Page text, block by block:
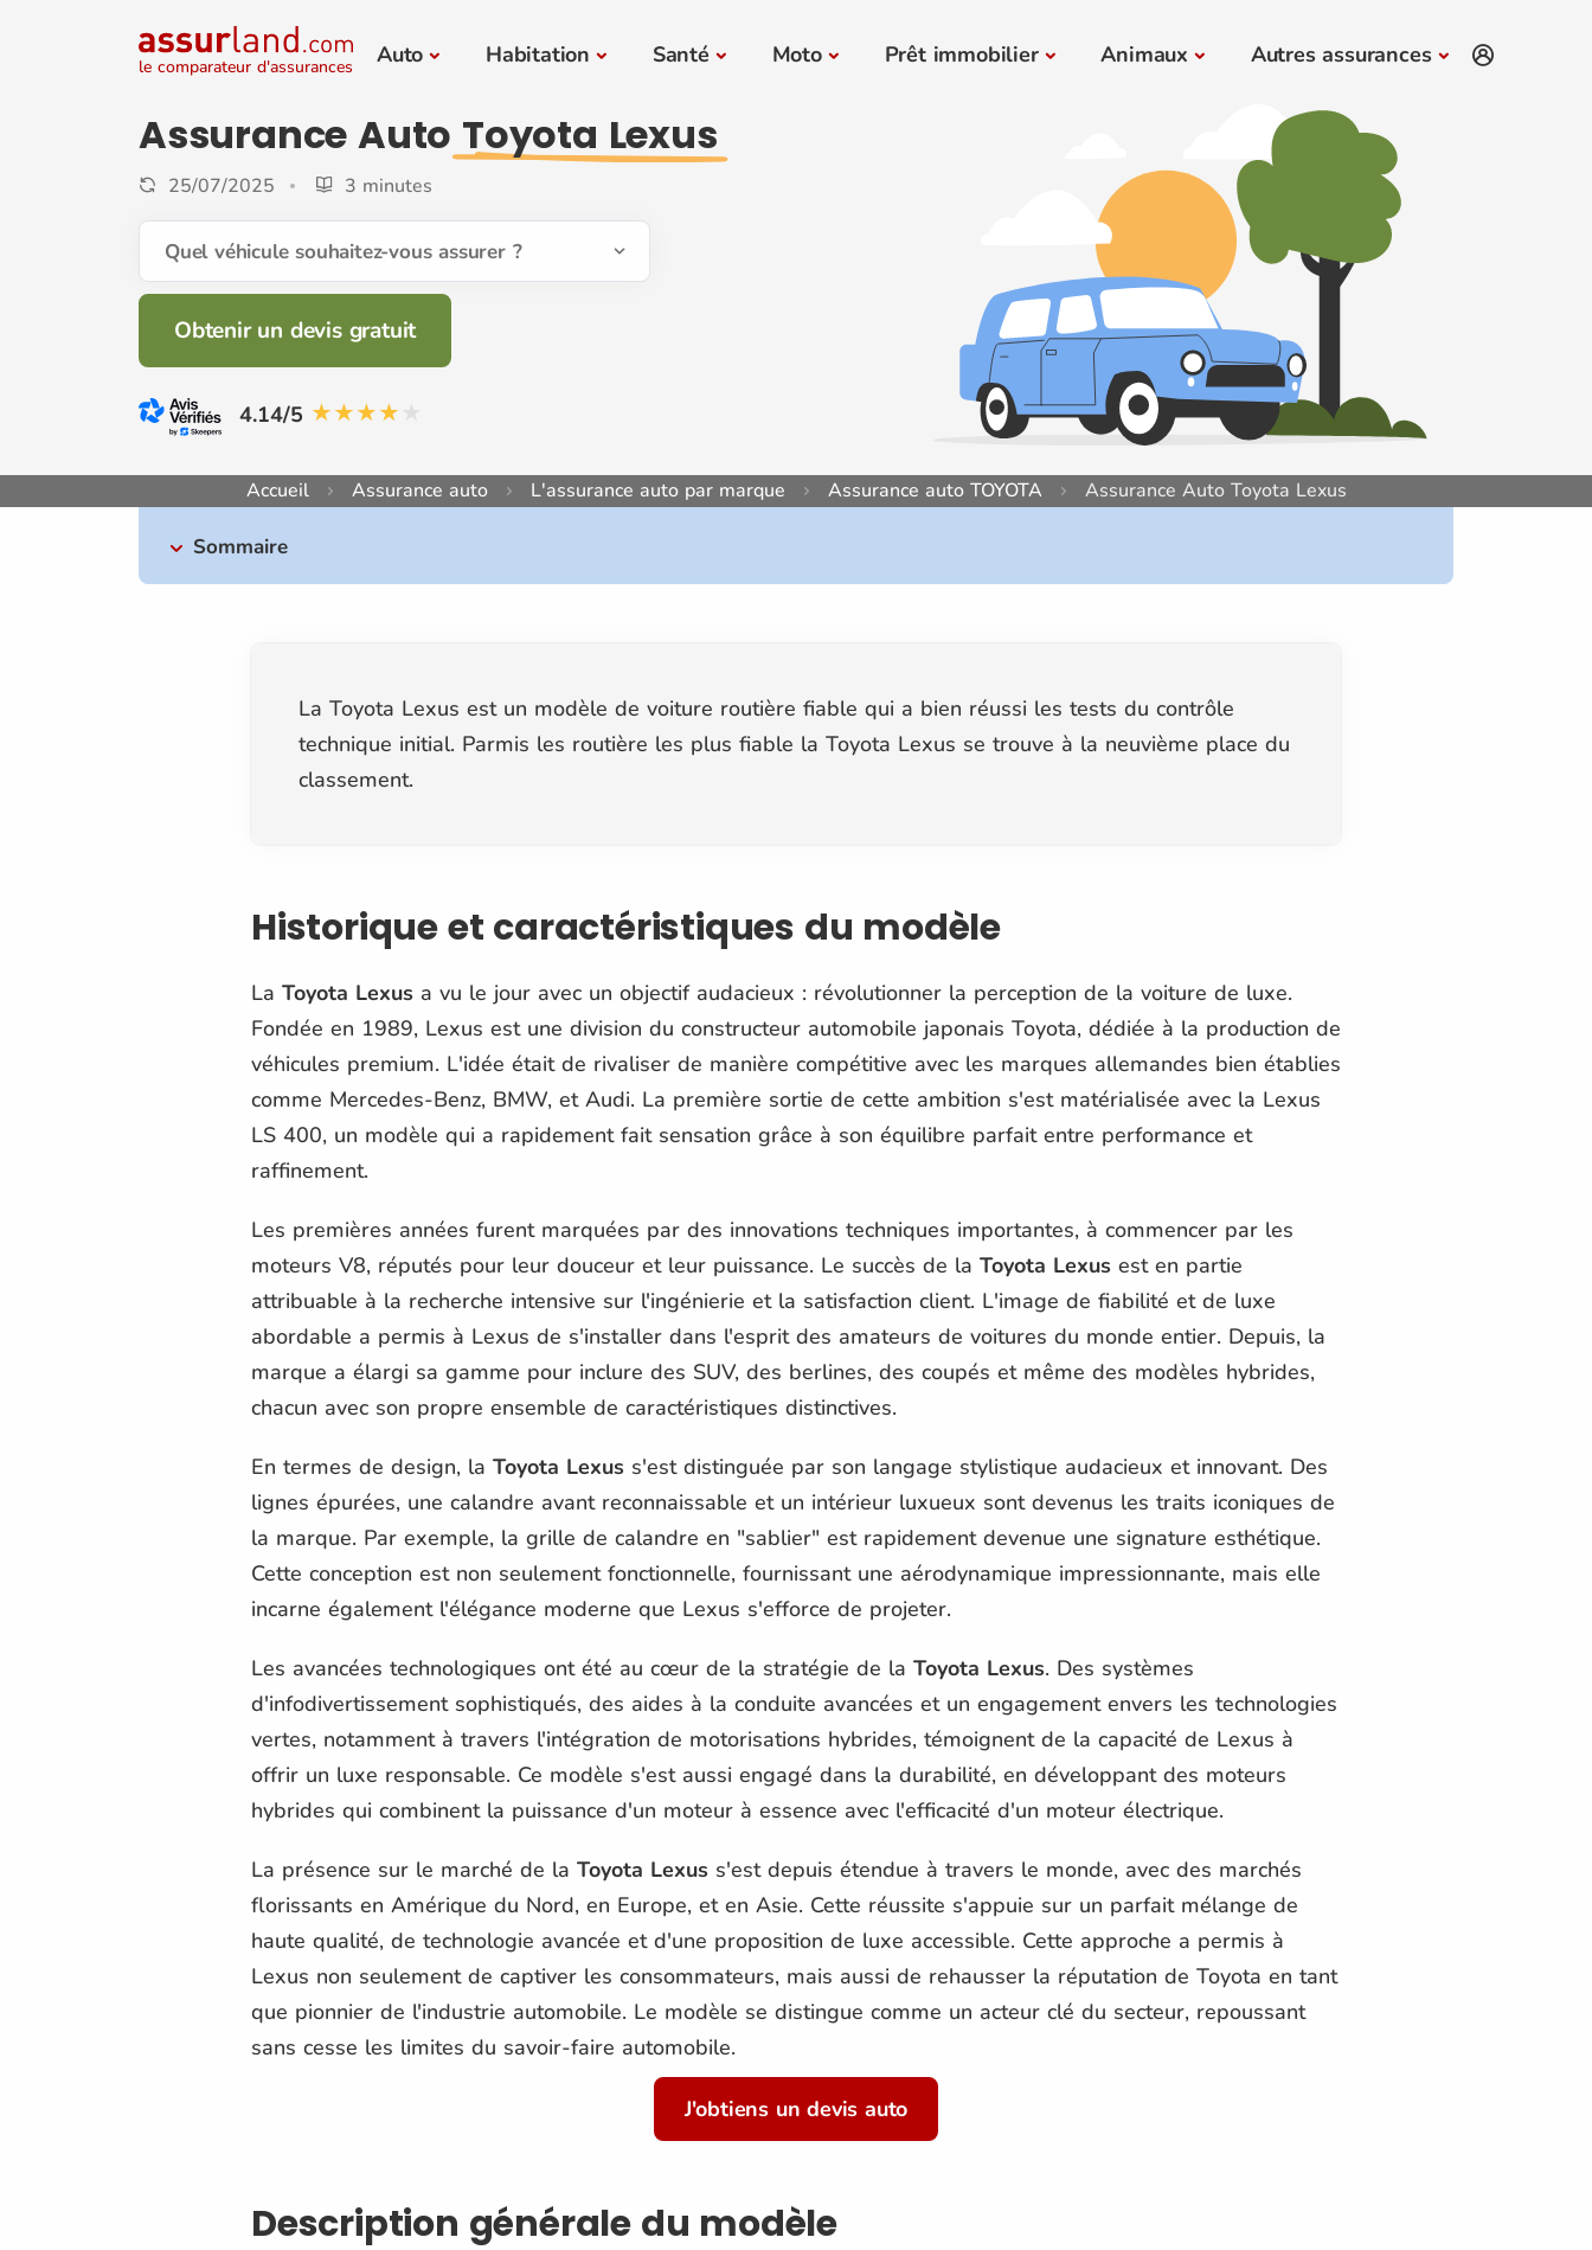
le comparateur d'assurances Auto Habitation Santé Moto Prêt immobilier Animaux Autres assurances
Assurance Auto Toyota Lexus
25/07/2025 3 minutes
Quel véhicule souhaitez-vous assurer ?
Obtenir un devis gratuit
4.14/5
Accueil Assurance auto L'assurance auto par marque Assurance auto TOYOTA Assurance Auto Toyota Lexus
Sommaire
La Toyota Lexus est un modèle de voiture routière fiable qui a bien réussi les tests du contrôle
technique initial. Parmis les routière les plus fiable la Toyota Lexus se trouve à la neuvième place du
classement.
Historique et caractéristiques du modèle
La Toyota Lexus a vu le jour avec un objectif audacieux : révolutionner la perception de la voiture de luxe.
Fondée en 1989, Lexus est une division du constructeur automobile japonais Toyota, dédiée à la production de
véhicules premium. L'idée était de rivaliser de manière compétitive avec les marques allemandes bien établies
comme Mercedes-Benz, BMW, et Audi. La première sortie de cette ambition s'est matérialisée avec la Lexus
LS 400, un modèle qui a rapidement fait sensation grâce à son équilibre parfait entre performance et
raffinement.
Les premières années furent marquées par des innovations techniques importantes, à commencer par les
moteurs V8, réputés pour leur douceur et leur puissance. Le succès de la Toyota Lexus est en partie
attribuable à la recherche intensive sur l'ingénierie et la satisfaction client. L'image de fiabilité et de luxe
abordable a permis à Lexus de s'installer dans l'esprit des amateurs de voitures du monde entier. Depuis, la
marque a élargi sa gamme pour inclure des SUV, des berlines, des coupés et même des modèles hybrides,
chacun avec son propre ensemble de caractéristiques distinctives.
En termes de design, la Toyota Lexus s'est distinguée par son langage stylistique audacieux et innovant. Des
lignes épurées, une calandre avant reconnaissable et un intérieur luxueux sont devenus les traits iconiques de
la marque. Par exemple, la grille de calandre en "sablier" est rapidement devenue une signature esthétique.
Cette conception est non seulement fonctionnelle, fournissant une aérodynamique impressionnante, mais elle
incarne également l'élégance moderne que Lexus s'efforce de projeter.
Les avancées technologiques ont été au cœur de la stratégie de la Toyota Lexus. Des systèmes
d'infodivertissement sophistiqués, des aides à la conduite avancées et un engagement envers les technologies
vertes, notamment à travers l'intégration de motorisations hybrides, témoignent de la capacité de Lexus à
offrir un luxe responsable. Ce modèle s'est aussi engagé dans la durabilité, en développant des moteurs
hybrides qui combinent la puissance d'un moteur à essence avec l'efficacité d'un moteur électrique.
La présence sur le marché de la Toyota Lexus s'est depuis étendue à travers le monde, avec des marchés
florissants en Amérique du Nord, en Europe, et en Asie. Cette réussite s'appuie sur un parfait mélange de
haute qualité, de technologie avancée et d'une proposition de luxe accessible. Cette approche a permis à
Lexus non seulement de captiver les consommateurs, mais aussi de rehausser la réputation de Toyota en tant
que pionnier de l'industrie automobile. Le modèle se distingue comme un acteur clé du secteur, repoussant
sans cesse les limites du savoir-faire automobile.
J'obtiens un devis auto
Description générale du modèle